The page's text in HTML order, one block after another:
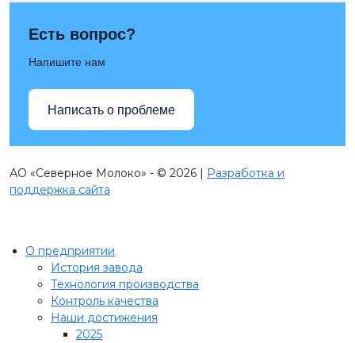
Есть вопрос?
Напишите нам
Написать о проблеме
АО «Северное Молоко» - © 2026 | Разработка и
поддержка сайта
О предприятии
История завода
Технология производства
Контроль качества
Наши достижения
2025